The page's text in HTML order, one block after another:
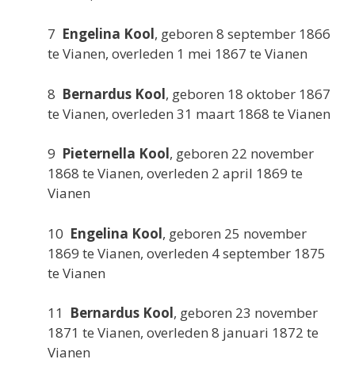
7 Engelina Kool, geboren 8 september 1866
te Vianen, overleden 1 mei 1867 te Vianen
8 Bernardus Kool, geboren 18 oktober 1867
te Vianen, overleden 31 maart 1868 te Vianen
9 Pieternella Kool, geboren 22 november
1868 te Vianen, overleden 2 april 1869 te
Vianen
10 Engelina Kool, geboren 25 november
1869 te Vianen, overleden 4 september 1875
te Vianen
11 Bernardus Kool, geboren 23 november
1871 te Vianen, overleden 8 januari 1872 te
Vianen